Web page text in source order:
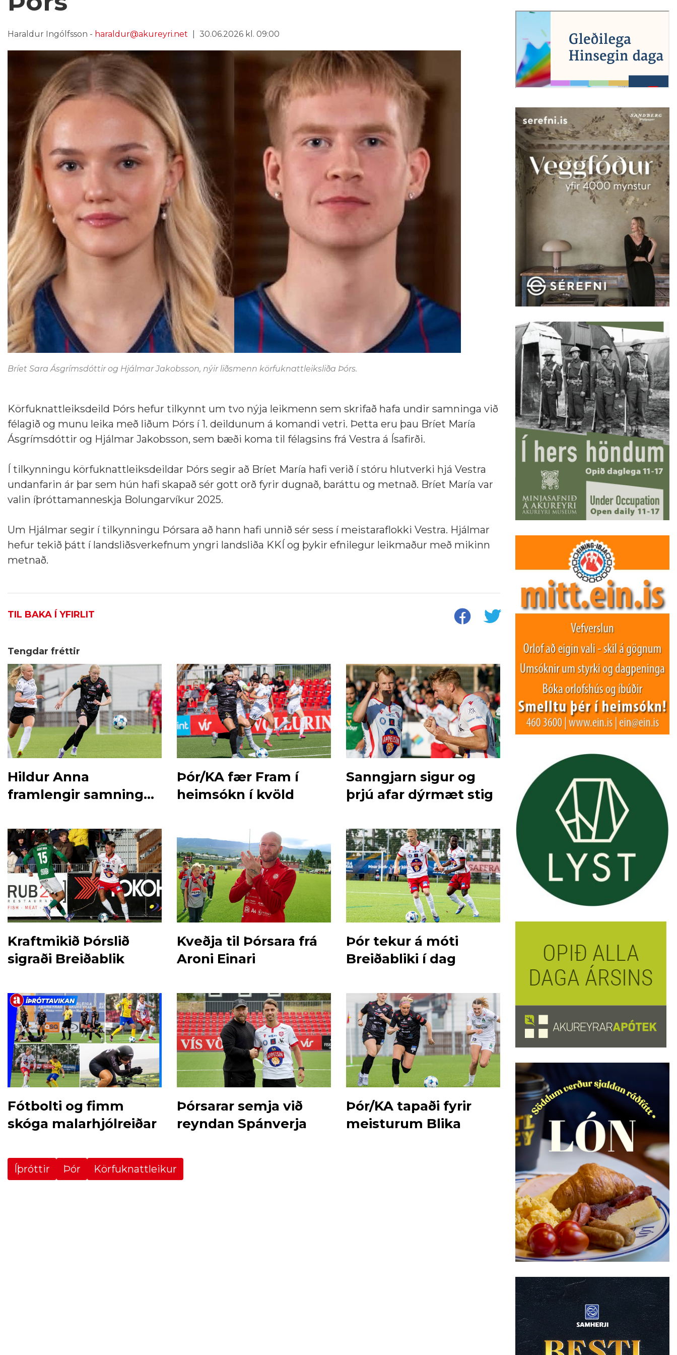
Haraldur Ingólfsson - haraldur@akureyri.net 30.06.2026 kl. 09:00
Bríet Sara Ásgrímsdóttir og Hjálmar Jakobsson, nýir liðsmenn körfuknattleiksliða Þórs.
Körfuknattleiksdeild Þórs hefur tilkynnt um tvo nýja leikmenn sem skrifað hafa undir samninga við
félagið og munu leika með liðum Þórs í 1. deildunum á komandi vetri. Þetta eru þau Bríet María
Ásgrímsdóttir og Hjálmar Jakobsson, sem bæði koma til félagsins frá Vestra á Ísafirði.
Í tilkynningu körfuknattleiksdeildar Þórs segir að Bríet María hafi verið í stóru hlutverki hjá Vestra
undanfarin ár þar sem hún hafi skapað sér gott orð fyrir dugnað, baráttu og metnað. Bríet María var
valin íþróttamanneskja Bolungarvíkur 2025.
Um Hjálmar segir í tilkynningu Þórsara að hann hafi unnið sér sess í meistaraflokki Vestra. Hjálmar
hefur tekið þátt í landsliðsverkefnum yngri landsliða KKÍ og þykir efnilegur leikmaður með mikinn
metnað.
TIL BAKA Í YFIRLIT
Tengdar fréttir
Hildur Anna
framlengir samning
Þór/KA fær Fram í
heimsókn í kvöld
Sanngjarn sigur og
þrjú afar dýrmæt stig
Kraftmikið Þórslið
sigraði Breiðablik
Kveðja til Þórsara frá
Aroni Einari
Þór tekur á móti
Breiðabliki í dag
Fótbolti og fimm
skóga malarhjólreiðar
Þórsarar semja við
reyndan Spánverja
Þór/KA tapaði fyrir
meisturum Blika
Íþróttir Þór Körfuknattleikur